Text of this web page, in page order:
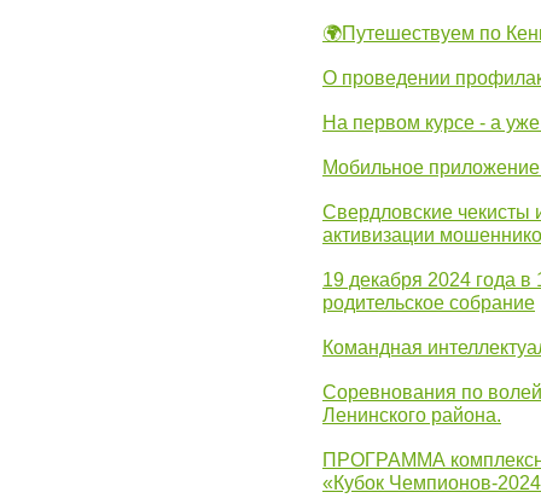
🌍Путешествуем по
О проведении
На первом курсе - а
Мобильное
Свердловские
активизации
19 декабря 2024 года
родительское собрание
Командная
Соревнования по
Ленинского района.
ПРОГРАММА
«Кубок Чемпионов-